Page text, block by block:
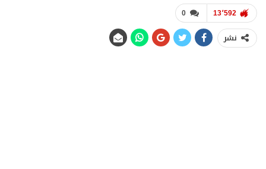
0 13٬592
نشر